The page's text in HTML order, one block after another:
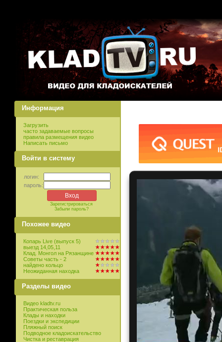
Информация
Загрузить
часто задаваемые вопросы
правила размещения видео
Написать письмо
Войти в систему
логин:
пароль:
Зарегистрироваться
Забыли пароль?
Похожее видео
Копарь Live (выпуск 5)
выезд 14,05,11
Клад. Монгол на Рязанщине
Советы часть - 2
найдено кольцо
Неожиданная находка
Разделы видео
Видео kladtv.ru
Практическая польза
Клады и находки
Поездки и экспедиции
Пляжный поиск
Подводное кладоискательство
Чистка и реставрация